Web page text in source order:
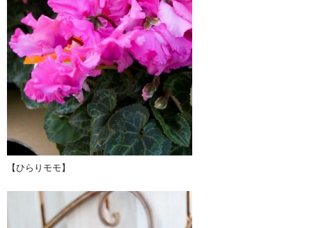
【ひらりモモ】